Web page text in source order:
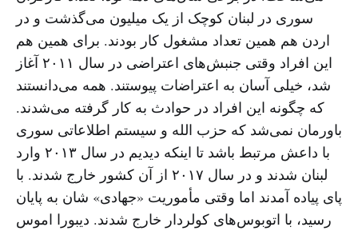
سوری در لبنان کوچک از یک میلیون می‌گذشت و در
اردن هم همین تعداد مشغول کار بودند. برای همین هم
این افراد وقتی جنبش‌های اعتراضی در سال ۲۰۱۱ آغاز
شد، خیلی آسان به اعتراضات پیوستند. همه می‌دانستند
که چگونه این افراد در حوادث به کار گرفته می‌شدند.
باورمان نمی‌شد که حزب الله و سیستم اطلاعاتی سوری
با داعش مرتبط باشد تا اینکه دیدیم در سال ۲۰۱۳ وارد
لبنان شدند و در سال ۲۰۱۷ از آن کشور خارج شدند. با
پای پیاده آمدند اما وقتی مأموریت «جهادی» شان به پایان
رسید، با اتوبوس‌های کولردار خارج شدند. دیبورا اموس